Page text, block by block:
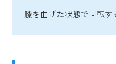
膝を曲げた状態で回転す